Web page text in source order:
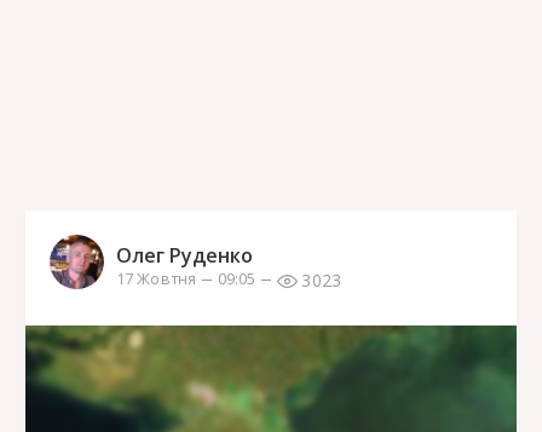
Олег Руденко
17 Жовтня 09:05 3023